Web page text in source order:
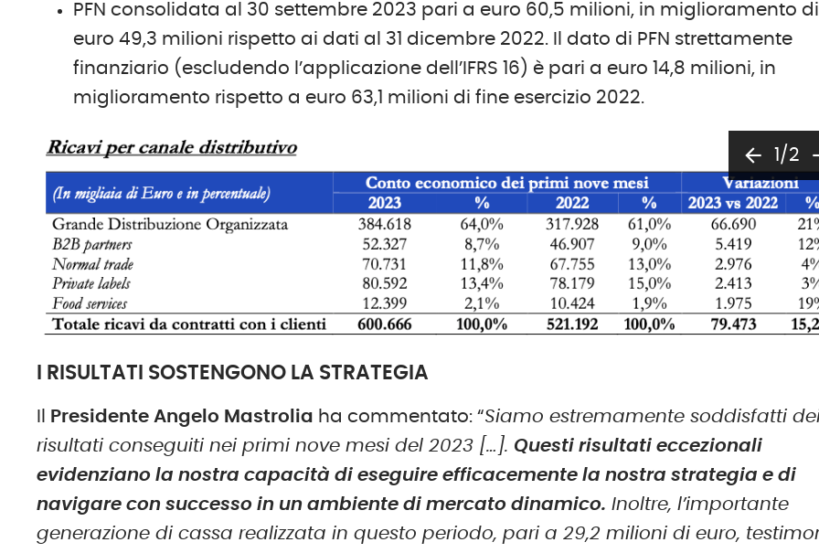
PFN consolidata al 30 settembre 2023 pari a euro 60,5 milioni, in miglioramento di
euro 49,3 milioni rispetto ai dati al 31 dicembre 2022. Il dato di PFN strettamente
finanziario (escludendo l’applicazione dell’IFRS 16) è pari a euro 14,8 milioni, in
miglioramento rispetto a euro 63,1 milioni di fine esercizio 2022.
arrow_back 1/2
I RISULTATI SOSTENGONO LA STRATEGIA
Presidente Angelo Mastrolia ha commentato: “Siamo estremamente soddisfatti
risultati conseguiti nei primi nove mesi del 2023 […]. Questi risultati eccezionali
evidenziano la nostra capacità di eseguire efficacemente la nostra strategia e di
navigare con successo in un ambiente di mercato dinamico. Inoltre, l’importante
generazione di cassa realizzata in questo periodo, pari a 29,2 milioni di euro,